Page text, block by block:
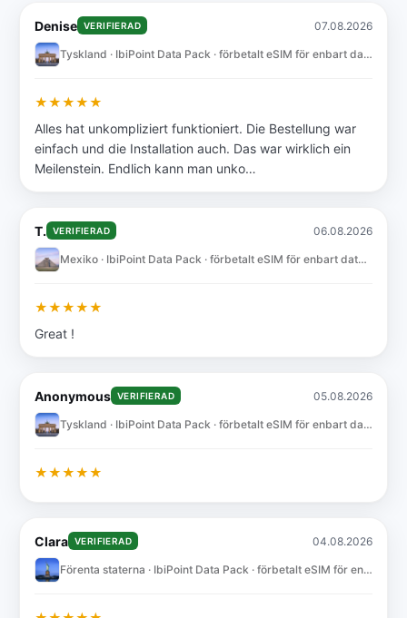
Denise VERIFIERAD 07.08.2026
Tyskland · IbiPoint Data Pack · förbetalt eSIM för enbart data med 10GB i 30 dagar
★★★★★
Alles hat unkompliziert funktioniert. Die Bestellung war
einfach und die Installation auch. Das war wirklich ein
Meilenstein. Endlich kann man unko…
T. VERIFIERAD 06.08.2026
Mexiko · IbiPoint Data Pack · förbetalt eSIM för enbart data med 10GB i 30 dagar
★★★★★
Great !
Anonymous VERIFIERAD 05.08.2026
Tyskland · IbiPoint Data Pack · förbetalt eSIM för enbart data med 3GB i 15 dagar
★★★★★
Clara VERIFIERAD 04.08.2026
Förenta staterna · IbiPoint Data Pack · förbetalt eSIM för enbart data med 10GB i 30 dagar